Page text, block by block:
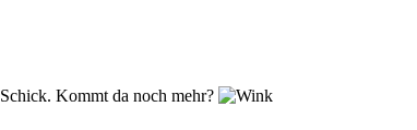
Schick. Kommt da noch mehr?